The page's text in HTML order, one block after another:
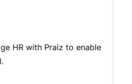
HR with Praiz to enable